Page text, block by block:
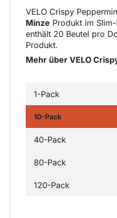
VELO Crispy
Minze Produkt im
enthält 20 Beutel pro
Produkt.
Mehr über VELO
1-Pack
10-Pack
40-Pack
80-Pack
120-Pack